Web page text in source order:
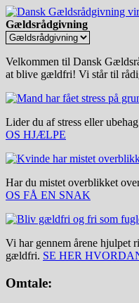
Gældsrådgivning
Velkommen til Dansk
at blive gældfri! Vi står til
Lider du af stress eller
OS HJÆLPE
Har du mistet overblikket
OS FÅ EN SNAK
Vi har gennem årene hjulpet
gældfri. SE HER
Omtale: